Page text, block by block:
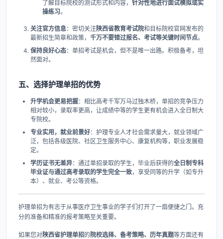
了解目标院校的测试形式和内容，​ 针对性地进行面试模拟或实
操练习。
关注官方信息​：密切关注陕西省教育考试院和目标院校官网发布的
最新招生简章和政策，​ 千万不要错过报名、考试等关键时间节点。
保持良好心态​：单招考试是机会，但不是唯一出路。积极备考，坦
然面对。
五、选择护理单招的优势
升学机会更易把握​：相比高考千军万马过独木桥，单招的竞争压力
相对较小，录取率更高，让成绩中等的学生更有机会进入全日制大
专院校。
专业实用，就业前景好​：护理专业人才社会需求量大，就业领域广
泛，包括各级医院、社区卫生服务中心、康复机构等，职业发展稳
定。
学历证书无差异​：通过单招录取的学生，毕业后获得的全日制专科
毕业证与通过高考录取的学生完全一致，享受同等的升学（如专升
本）、就业、考公等资格。
护理单招为有志于从事医疗卫生事业的学子们打开了一扇便捷之门。充
分的准备和精准的报考策略至关重要。
如果您对陕西省护理单招的 院校选择、备考策略、历年真题等方面还有